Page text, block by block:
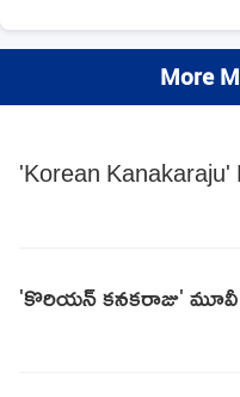
More
'Korean
'కొరియన్‌ కనకరాజు' మూవీ